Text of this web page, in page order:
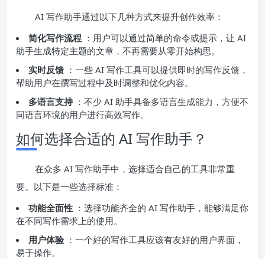
AI 写作助手通过以下几种方式来提升创作效率：
简化写作流程 ：用户可以通过简单的命令或提示，让 AI
助手生成特定主题的文章，不再需要从零开始构思。
实时反馈 ：一些 AI 写作工具可以提供即时的写作反馈，
帮助用户在撰写过程中及时调整和优化内容。
多语言支持 ：不少 AI 助手具备多语言生成能力，方便不
同语言环境的用户进行高效写作。
如何选择合适的 AI 写作助手？
在众多 AI 写作助手中，选择适合自己的工具非常重
要。以下是一些选择标准：
功能全面性 ：选择功能齐全的 AI 写作助手，能够满足你
在不同写作需求上的使用。
用户体验 ：一个好的写作工具应该有友好的用户界面，
易于操作。